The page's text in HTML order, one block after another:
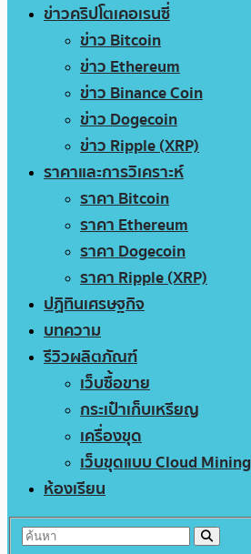
ข่าวคริปโตเคอเรนซี่
ข่าว Bitcoin
ข่าว Ethereum
ข่าว Binance Coin
ข่าว Dogecoin
ข่าว Ripple (XRP)
ราคาและการวิเคราะห์
ราคา Bitcoin
ราคา Ethereum
ราคา Dogecoin
ราคา Ripple (XRP)
ปฏิทินเศรษฐกิจ
บทความ
รีวิวผลิตภัณฑ์
เว็บซื้อขาย
กระเป๋าเก็บเหรียญ
เครื่องขุด
เว็บขุดแบบ Cloud Mining
ห้องเรียน